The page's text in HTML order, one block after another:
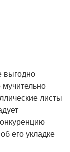
выгодно
мучительно
листы
его укладке